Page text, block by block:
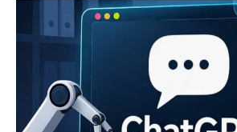
ve
Pazarlaması